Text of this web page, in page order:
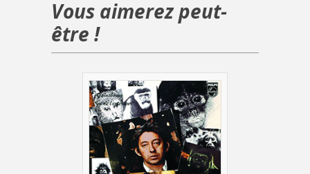
Vous aimerez peut-
être !